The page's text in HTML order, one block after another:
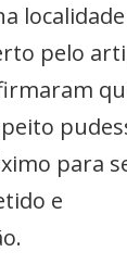
pelo
para
e